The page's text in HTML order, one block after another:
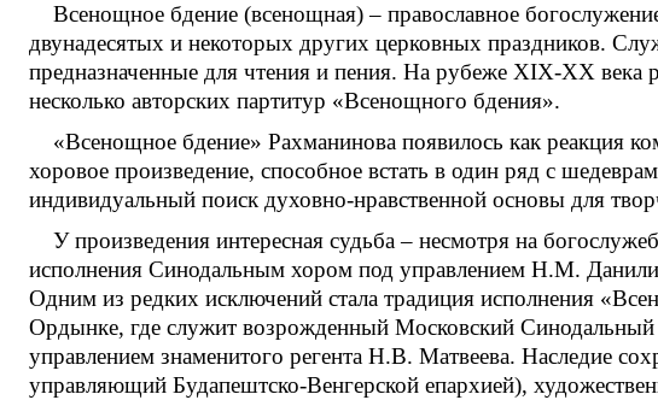
Всенощное бдение (всенощная) – православное
двунадесятых и некоторых других церковных праздников.
предназначенные для чтения и пения. На рубеже XIX-XX
несколько авторских партитур «Всенощного бдения».
«Всенощное бдение» Рахманинова появилось как реакция
хоровое произведение, способное встать в один ряд с
индивидуальный поиск духовно-нравственной основы для
У произведения интересная судьба – несмотря на
исполнения Синодальным хором под управлением Н.М.
Одним из редких исключений стала традиция исполнения
Ордынке, где служит возрожденный Московский Синодальный
управлением знаменитого регента Н.В. Матвеева. Наследие
управляющий Будапештско-Венгерской епархией),